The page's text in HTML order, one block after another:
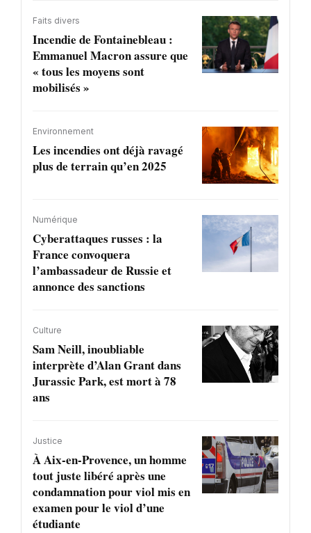
Faits divers
Incendie de Fontainebleau :
Emmanuel Macron assure que
« tous les moyens sont
mobilisés »
Environnement
Les incendies ont déjà ravagé
plus de terrain qu’en 2025
Numérique
Cyberattaques russes : la
France convoquera
l’ambassadeur de Russie et
annonce des sanctions
Culture
Sam Neill, inoubliable
interprète d’Alan Grant dans
Jurassic Park, est mort à 78
ans
Justice
À Aix-en-Provence, un homme
tout juste libéré après une
condamnation pour viol mis en
examen pour le viol d’une
étudiante